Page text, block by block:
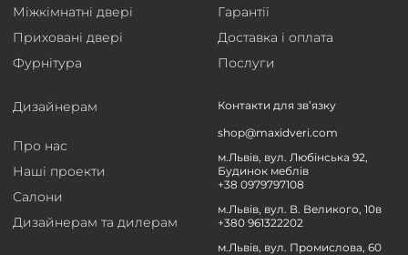
Міжкімнатні двері
Приховані двері
Фурнітура
Гарантії
Доставка і оплата
Послуги
Дизайнерам
Про нас
Наші проекти
Салони
Дизайнерам та дилерам
Контакти для зв’язку
shop@maxidveri.com
м.Львів, вул. Любінська 92,
Будинок меблів
+38 0979797108
м.Львів, вул. В. Великого, 10в
+380 961322202
м.Львів, вул. Промислова, 60